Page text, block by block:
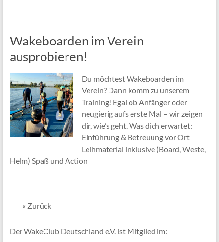
Wakeboarden im Verein
ausprobieren!
Du möchtest Wakeboarden im
Verein? Dann komm zu unserem
Training! Egal ob Anfänger oder
neugierig aufs erste Mal – wir zeigen
dir, wie’s geht. Was dich erwartet:
Einführung & Betreuung vor Ort
Leihmaterial inklusive (Board, Weste,
Helm) Spaß und Action
« Zurück
Der WakeClub Deutschland e.V. ist Mitglied im: